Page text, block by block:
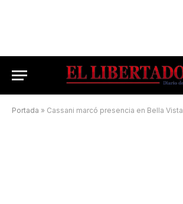
Portada » Cassani marcó presencia en Bella Vista